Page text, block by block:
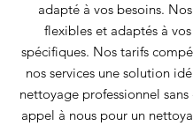
adapté à vos besoins.
flexibles et adaptés à
spécifiques. Nos tarifs
nos services une solution
nettoyage professionnel
appel à nous pour un